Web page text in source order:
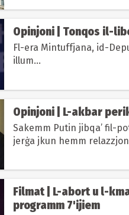
Opinjoni | Tonqos il-
Fl-era Mintuffjana, id-
illum...
Opinjoni | L-akbar
Sakemm Putin jibqa’ fil-
jerġa jkun hemm
Filmat | L-abort u l-
programm 7'ijiem